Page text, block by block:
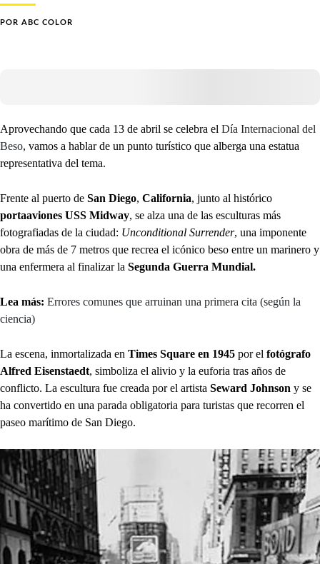
POR ABC COLOR
Aprovechando que cada 13 de abril se celebra el Día Internacional del
Beso, vamos a hablar de un punto turístico que alberga una estatua
representativa del tema.
Frente al puerto de San Diego, California, junto al histórico
portaaviones USS Midway, se alza una de las esculturas más
fotografiadas de la ciudad: Unconditional Surrender, una imponente
obra de más de 7 metros que recrea el icónico beso entre un marinero y
una enfermera al finalizar la Segunda Guerra Mundial.
Lea más: Errores comunes que arruinan una primera cita (según la
ciencia)
La escena, inmortalizada en Times Square en 1945 por el fotógrafo
Alfred Eisenstaedt, simboliza el alivio y la euforia tras años de
conflicto. La escultura fue creada por el artista Seward Johnson y se
ha convertido en una parada obligatoria para turistas que recorren el
paseo marítimo de San Diego.